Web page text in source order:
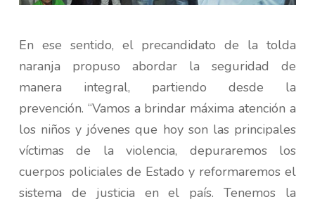
En ese sentido, el precandidato de la tolda
naranja propuso abordar la seguridad de
manera integral, partiendo desde la
prevención. “Vamos a brindar máxima atención a
los niños y jóvenes que hoy son las principales
víctimas de la violencia, depuraremos los
cuerpos policiales de Estado y reformaremos el
sistema de justicia en el país. Tenemos la